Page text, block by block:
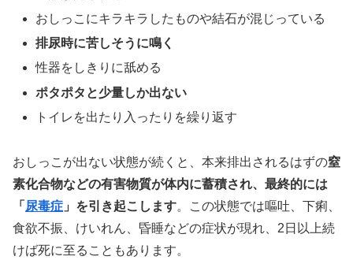
おしっこにキラキラしたものや結石が混じっている
排尿時に苦しそうに鳴く
性器をしきりに舐める
ポタポタと少量しか出ない
トイレを出たり入ったりを繰り返す
おしっこが出ない状態が続くと、本来排出されるはずの窒
素化合物などの有害物質が体内に蓄積され、最終的には
「 尿毒症 」を引き起こします。この状態では嘔吐、下痢、
食欲不振、けいれん、昏睡などの症状が現れ、2日以上続
けば死に至ることもあります。